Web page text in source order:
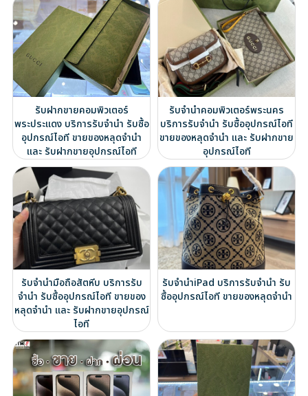
รับฝากขายคอมพิวเตอร์
พระประแดง บริการรับจำนำ รับซื้อ
อุปกรณ์ไอที ขายของหลุดจำนำ
และ รับฝากขายอุปกรณ์ไอที
รับจำนำคอมพิวเตอร์พระนคร
บริการรับจำนำ รับซื้ออุปกรณ์ไอที
ขายของหลุดจำนำ และ รับฝากขาย
อุปกรณ์ไอที
รับจำนำมือถือสัตหีบ บริการรับ
จำนำ รับซื้ออุปกรณ์ไอที ขายของ
หลุดจำนำ และ รับฝากขายอุปกรณ์
ไอที
รับจำนำiPad บริการรับจำนำ รับ
ซื้ออุปกรณ์ไอที ขายของหลุดจำนำ